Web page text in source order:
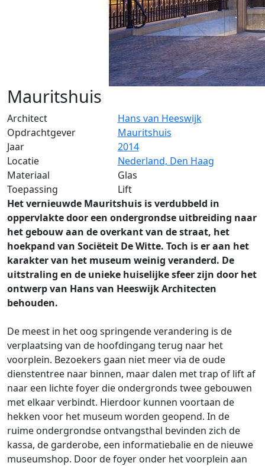
Mauritshuis
Architect
Hans van Heeswijk
Opdrachtgever
Mauritshuis
Jaar
2014
Locatie
Nederland, Den Haag
Materiaal
Glas
Toepassing
Lift
Het vernieuwde Mauritshuis is verdubbeld in
oppervlakte door een ondergrondse uitbreiding naar
het gebouw aan de overkant van de straat, het
hoekpand van Sociëteit De Witte. Toch is er aan het
karakter van het museum weinig veranderd. De
uitstraling en de unieke huiselijke sfeer zijn door het
ontwerp van Hans van Heeswijk Architecten
behouden.
De meest in het oog springende verandering is de
verplaatsing van de hoofdingang terug naar het
voorplein. Bezoekers gaan niet meer via de oude
dienstentree naar binnen, maar dalen met trap of lift af
naar een lichte foyer die ondergronds twee gebouwen
met elkaar verbindt. Hierdoor kunnen voortaan de
hekken voor het museum worden geopend. In de
ruime ondergrondse ontvangsthal bevinden zich de
kassa, de garderobe, een informatiebalie en de nieuwe
museumshop. Door de foyer onder het voorplein aan